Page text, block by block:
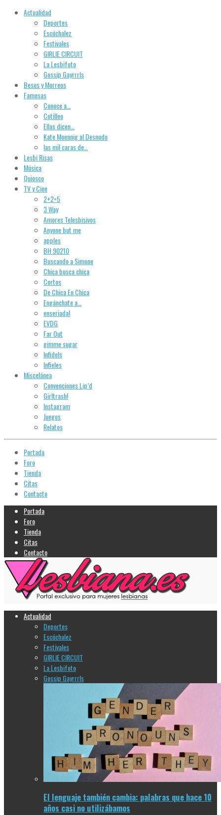
Actualidad
Deportes
Escúchalez
Festivales
GIRLIE CIRCUIT
La Lesbifoto
Gossip Gayrrrls
Besos y Morreos
Famosas
Conoce a…
Cotilleo
Ellas dicen…
Kate Moennig al Desnudo
las mil caras de…
Lesbi Risas
Música
Quiosco
TV y Cine
2+2=5
3 Way
Amores Telesbisivos
Anyone but me
apples
BH 90210
Buscando a Simone
Chica busca chica
Cortos
De Chica En Chica
Engánchate a…
enseriada!
EVDG
Far Out
gimme sugar
Infidels
Infieles
Miscelánea
Convenciones Lip’d
Girltrash!
Instagram
Juegos
Relatos
Portada
Foro
Tienda
Citas
Contacto
Portada
Foro
Tienda
Citas
Contacto
Actualidad
Deportes
Escúchalez
Festivales
GIRLIE CIRCUIT
La Lesbifoto
Gossip Gayrrrls
El lenguaje también cambia: palabras que hace 10
años casi no utilizábamos